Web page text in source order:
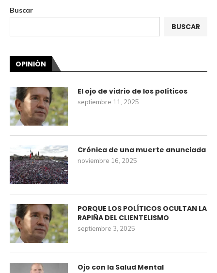
Buscar
BUSCAR
OPINIÓN
El ojo de vidrio de los políticos
septiembre 11, 2025
Crónica de una muerte anunciada
noviembre 16, 2025
PORQUE LOS POLÍTICOS OCULTAN LA
RAPIÑA DEL CLIENTELISMO
septiembre 3, 2025
Ojo con la Salud Mental